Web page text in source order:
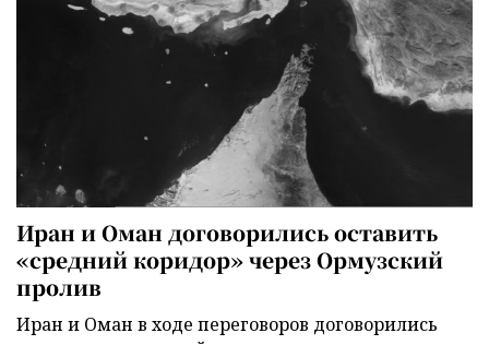
Иран и Оман договорились оставить
«средний коридор» через Ормузский
пролив
Иран и Оман в ходе переговоров договорились